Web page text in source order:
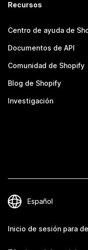
Recursos
Centro de ayuda de
Documentos de API
Comunidad de Shopify
Blog de Shopify
Investigación
Inicio de sesión para